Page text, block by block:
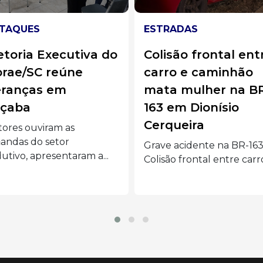
frontal entre
e caminhão
mulher na BR-
Dionísio
acidente na BR-163:
frontal entre carro e...
ESPECIAL
Com 60% de
de sobreviver, bebê
vence hérnia
diafragmática e
emociona família
Treze Tílias
O bebê Pedro Brustolin